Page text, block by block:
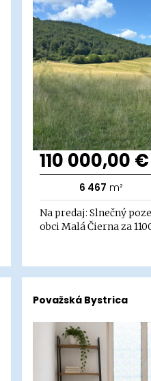
110 000,00 €
6 467 m²
Na predaj: Slnečný
obci Malá Čierna za
Považská Bystrica